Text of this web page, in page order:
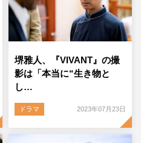
堺雅人、『VIVANT』の撮
影は「本当に“生き物と
し…
ドラマ 2023年07月23日